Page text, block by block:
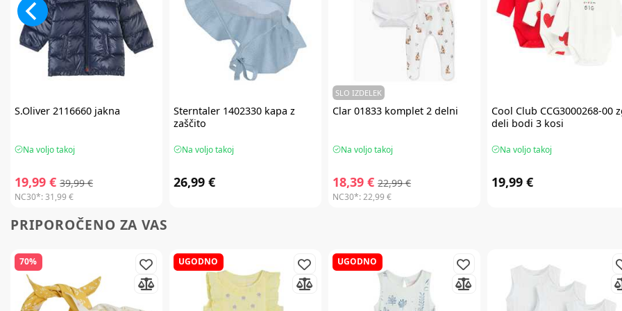
S.Oliver2116660 jakna
Na voljo takoj
19,99 € 39,99 €
NC30*:31,99 €
Sterntaler 1402330 kapa z
zaščito
Na voljo takoj
26,99 €
SLO IZDELEK
Clar 01833 komplet 2 delni
Na voljo takoj
18,39 € 22,99 €
NC30*:22,99 €
Cool Club CCG3000268-00
deli bodi 3 kosi
Na voljo takoj
19,99 €
PRIPOROČENO ZA VAS
70% UGODNO UGODNO